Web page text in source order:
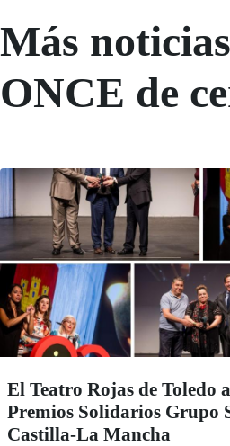
Más
ONCE de
El Teatro Rojas de Toledo
Premios Solidarios Grupo
Castilla-La Mancha